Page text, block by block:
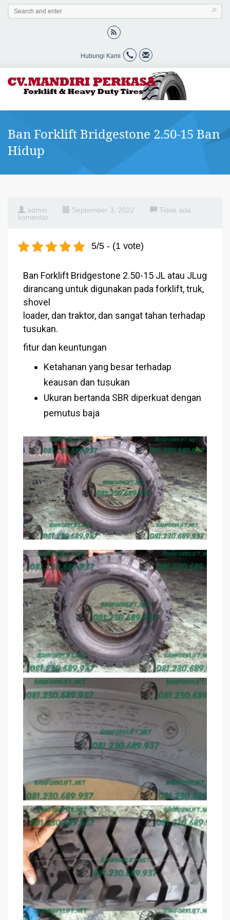
Hubungi Kami
Ban Forklift Bridgestone 2.50-15 Ban
Hidup
admin September 3, 2022
Tidak ada
komentar
5/5 - (1 vote)
Ban Forklift Bridgestone 2.50-15 JL atau JLug
dirancang untuk digunakan pada forklift, truk,
shovel
loader, dan traktor, dan sangat tahan terhadap
tusukan.
fitur dan keuntungan
Ketahanan yang besar terhadap
keausan dan tusukan
Ukuran bertanda SBR diperkuat dengan
pemutus baja